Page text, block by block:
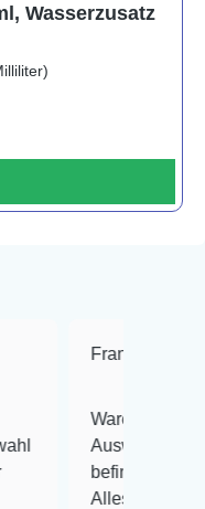
Wasserzusatz
Frank Hackmayer
Warenanlieferung Top und
plus
der Fische
Alles ist quick lebendig